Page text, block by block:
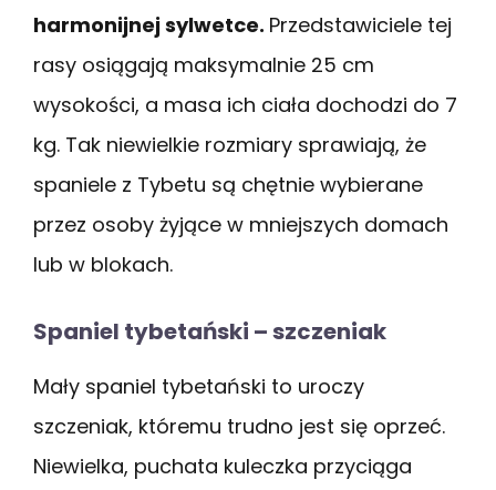
harmonijnej sylwetce. Przedstawiciele tej
rasy osiągają maksymalnie 25 cm
wysokości, a masa ich ciała dochodzi do 7
kg. Tak niewielkie rozmiary sprawiają, że
spaniele z Tybetu są chętnie wybierane
przez osoby żyjące w mniejszych domach
lub w blokach.
Spaniel tybetański – szczeniak
Mały spaniel tybetański to uroczy
szczeniak, któremu trudno jest się oprzeć.
Niewielka, puchata kuleczka przyciąga